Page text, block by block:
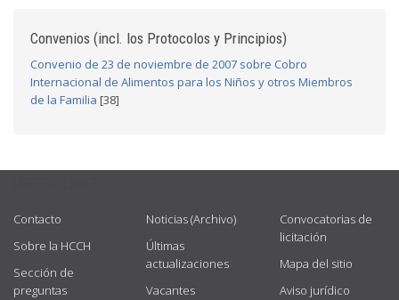
Convenios (incl. los Protocolos y Principios)
Convenio de 23 de noviembre de 2007 sobre Cobro
Internacional de Alimentos para los Niños y otros Miembros
de la Familia [38]
Contacto
Sobre la HCCH
Sección de
preguntas
Noticias (Archivo)
Últimas
actualizaciones
Vacantes
Convocatorias de
licitación
Mapa del sitio
Aviso jurídico